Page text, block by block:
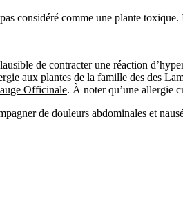
pas considéré comme une plante
de contracter une réaction
aux plantes de la famille des des
Officinale. À noter qu’une allergie
de douleurs abdominales et